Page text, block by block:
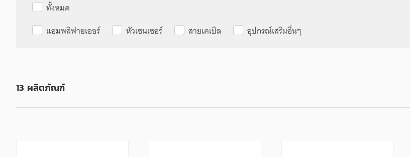
ทั้งหมด
แอมพลิฟายเออร์
หัวเซนเซอร์ สายเคเบิล อุปกรณ์เสริมอื่นๆ
13 ผลิตภัณฑ์